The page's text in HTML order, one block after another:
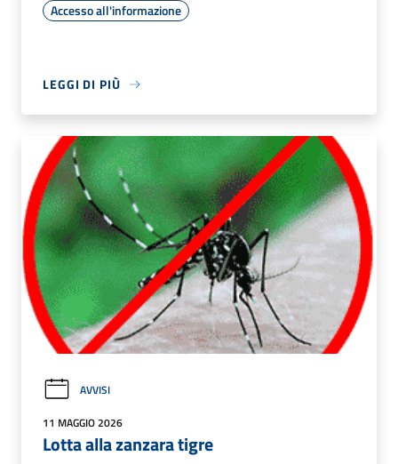
Accesso all'informazione
LEGGI DI PIÙ
AVVISI
11 MAGGIO 2026
Lotta alla zanzara tigre